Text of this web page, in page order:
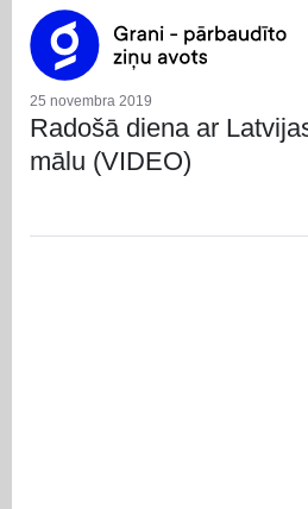
25 novembra 2019
Radošā diena ar
mālu (VIDEO)